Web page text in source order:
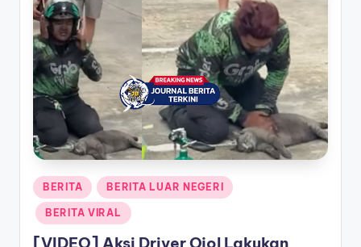
ri
t
a
T
e
r
k
n
Posted
in
BERITA BERITA LUAR NEGERI
BERITA VIRAL
[VIDEO] Aksi Driver Ojol Lakukan